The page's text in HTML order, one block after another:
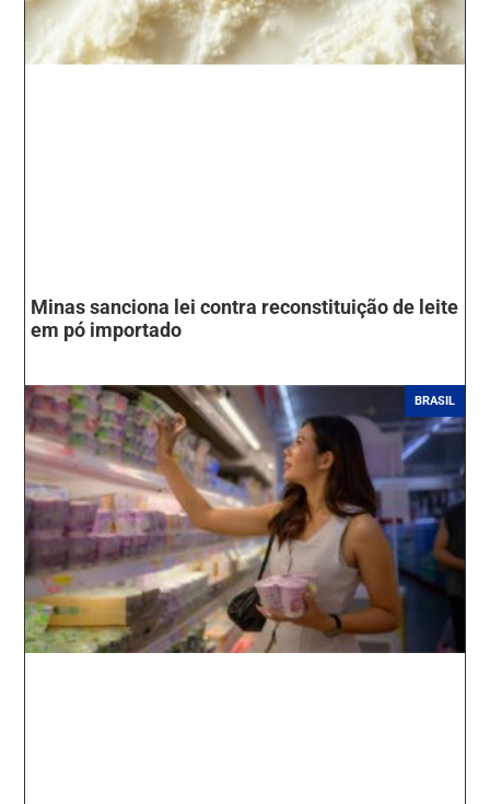
Minas sanciona lei contra reconstituição de leite
em pó importado
BRASIL